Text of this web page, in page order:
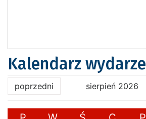
Kalendarz
poprzedni sierpień 2026